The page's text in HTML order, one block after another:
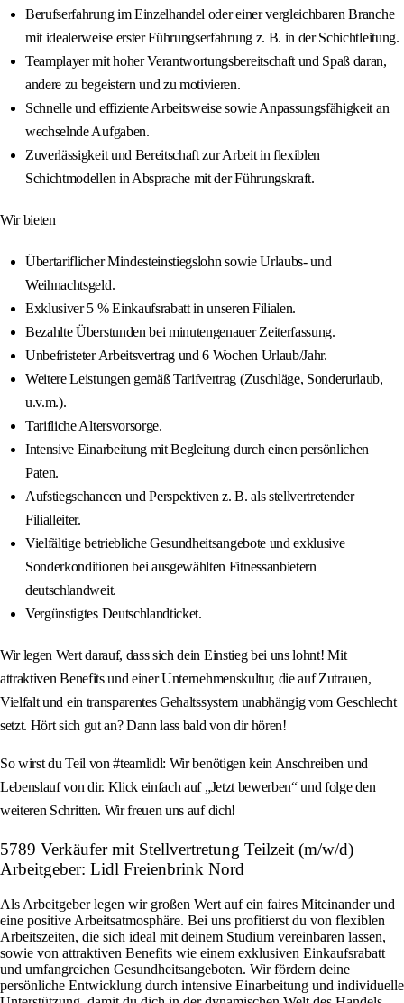
Berufserfahrung im Einzelhandel oder einer vergleichbaren Branche
mit idealerweise erster Führungserfahrung z. B. in der Schichtleitung.
Teamplayer mit hoher Verantwortungsbereitschaft und Spaß daran,
andere zu begeistern und zu motivieren.
Schnelle und effiziente Arbeitsweise sowie Anpassungsfähigkeit an
wechselnde Aufgaben.
Zuverlässigkeit und Bereitschaft zur Arbeit in flexiblen
Schichtmodellen in Absprache mit der Führungskraft.
Wir bieten
Übertariflicher Mindesteinstiegslohn sowie Urlaubs- und
Weihnachtsgeld.
Exklusiver 5 % Einkaufsrabatt in unseren Filialen.
Bezahlte Überstunden bei minutengenauer Zeiterfassung.
Unbefristeter Arbeitsvertrag und 6 Wochen Urlaub/Jahr.
Weitere Leistungen gemäß Tarifvertrag (Zuschläge, Sonderurlaub,
u.v.m.).
Tarifliche Altersvorsorge.
Intensive Einarbeitung mit Begleitung durch einen persönlichen
Paten.
Aufstiegschancen und Perspektiven z. B. als stellvertretender
Filialleiter.
Vielfältige betriebliche Gesundheitsangebote und exklusive
Sonderkonditionen bei ausgewählten Fitnessanbietern
deutschlandweit.
Vergünstigtes Deutschlandticket.
Wir legen Wert darauf, dass sich dein Einstieg bei uns lohnt! Mit
attraktiven Benefits und einer Unternehmenskultur, die auf Zutrauen,
Vielfalt und ein transparentes Gehaltssystem unabhängig vom Geschlecht
setzt. Hört sich gut an? Dann lass bald von dir hören!
So wirst du Teil von #teamlidl: Wir benötigen kein Anschreiben und
Lebenslauf von dir. Klick einfach auf „Jetzt bewerben“ und folge den
weiteren Schritten. Wir freuen uns auf dich!
5789 Verkäufer mit Stellvertretung Teilzeit (m/w/d)
Arbeitgeber: Lidl Freienbrink Nord
Als Arbeitgeber legen wir großen Wert auf ein faires Miteinander und
eine positive Arbeitsatmosphäre. Bei uns profitierst du von flexiblen
Arbeitszeiten, die sich ideal mit deinem Studium vereinbaren lassen,
sowie von attraktiven Benefits wie einem exklusiven Einkaufsrabatt
und umfangreichen Gesundheitsangeboten. Wir fördern deine
persönliche Entwicklung durch intensive Einarbeitung und individuelle